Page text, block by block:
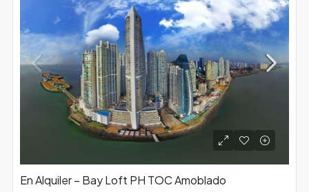
En Alquiler – Bay Loft PH TOC Amoblado